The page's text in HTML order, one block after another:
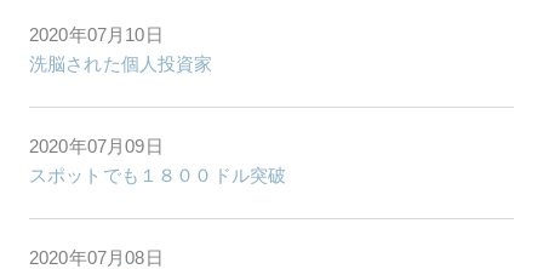
2020年07月10日
洗脳された個人投資家
2020年07月09日
スポットでも１８００ドル突破
2020年07月08日